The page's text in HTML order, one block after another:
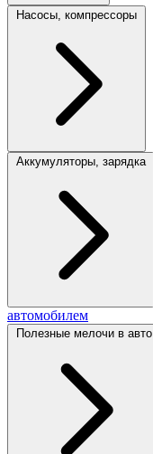
Насосы, компрессоры
Аккумуляторы, зарядка
автомобилем
Полезные мелочи в авто